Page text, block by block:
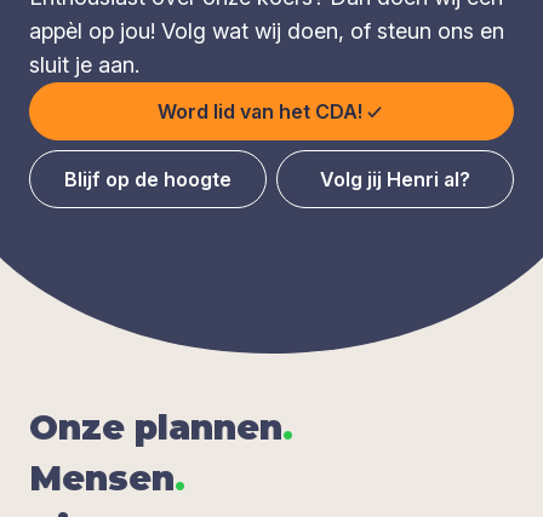
appèl op jou! Volg wat wij doen, of steun ons en
sluit je aan.
Word lid van het CDA!
Blijf op de hoogte Volg jij Henri al?
Onze plan­nen.
Men­sen.